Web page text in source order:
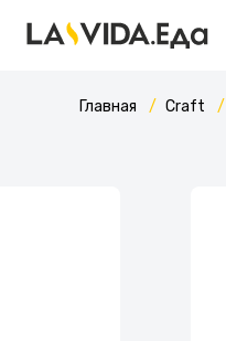
Главная Craft